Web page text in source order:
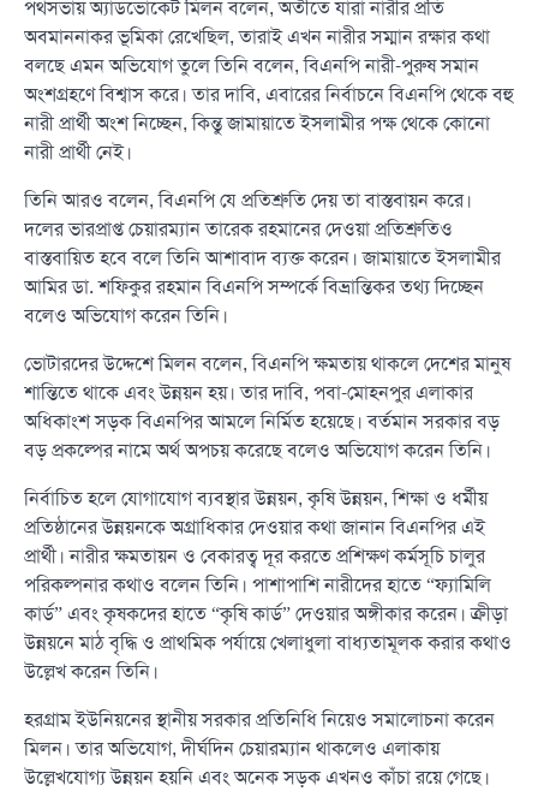
পথসভায় অ্যাডভোকেট মিলন বলেন, অতীতে যারা নারীর প্রতি
অবমাননাকর ভূমিকা রেখেছিল, তারাই এখন নারীর সম্মান রক্ষার কথা
বলছে এমন অভিযোগ তুলে তিনি বলেন, বিএনপি নারী-পুরুষ সমান
অংশগ্রহণে বিশ্বাস করে। তার দাবি, এবারের নির্বাচনে বিএনপি থেকে বহু
নারী প্রার্থী অংশ নিচ্ছেন, কিন্তু জামায়াতে ইসলামীর পক্ষ থেকে কোনো
নারী প্রার্থী নেই।
তিনি আরও বলেন, বিএনপি যে প্রতিশ্রুতি দেয় তা বাস্তবায়ন করে।
দলের ভারপ্রাপ্ত চেয়ারম্যান তারেক রহমানের দেওয়া প্রতিশ্রুতিও
বাস্তবায়িত হবে বলে তিনি আশাবাদ ব্যক্ত করেন। জামায়াতে ইসলামীর
আমির ডা. শফিকুর রহমান বিএনপি সম্পর্কে বিভ্রান্তিকর তথ্য দিচ্ছেন
বলেও অভিযোগ করেন তিনি।
ভোটারদের উদ্দেশে মিলন বলেন, বিএনপি ক্ষমতায় থাকলে দেশের মানুষ
শান্তিতে থাকে এবং উন্নয়ন হয়। তার দাবি, পবা-মোহনপুর এলাকার
অধিকাংশ সড়ক বিএনপির আমলে নির্মিত হয়েছে। বর্তমান সরকার বড়
বড় প্রকল্পের নামে অর্থ অপচয় করেছে বলেও অভিযোগ করেন তিনি।
নির্বাচিত হলে যোগাযোগ ব্যবস্থার উন্নয়ন, কৃষি উন্নয়ন, শিক্ষা ও ধর্মীয়
প্রতিষ্ঠানের উন্নয়নকে অগ্রাধিকার দেওয়ার কথা জানান বিএনপির এই
প্রার্থী। নারীর ক্ষমতায়ন ও বেকারত্ব দূর করতে প্রশিক্ষণ কর্মসূচি চালুর
পরিকল্পনার কথাও বলেন তিনি। পাশাপাশি নারীদের হাতে “ফ্যামিলি
কার্ড” এবং কৃষকদের হাতে “কৃষি কার্ড” দেওয়ার অঙ্গীকার করেন। ক্রীড়া
উন্নয়নে মাঠ বৃদ্ধি ও প্রাথমিক পর্যায়ে খেলাধুলা বাধ্যতামূলক করার কথাও
উল্লেখ করেন তিনি।
হরগ্রাম ইউনিয়নের স্থানীয় সরকার প্রতিনিধি নিয়েও সমালোচনা করেন
মিলন। তার অভিযোগ, দীর্ঘদিন চেয়ারম্যান থাকলেও এলাকায়
উল্লেখযোগ্য উন্নয়ন হয়নি এবং অনেক সড়ক এখনও কাঁচা রয়ে গেছে।